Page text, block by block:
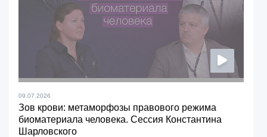
09.07.2026
Зов крови: метаморфозы правового режима
биоматериала человека. Сессия Константина
Шарловского